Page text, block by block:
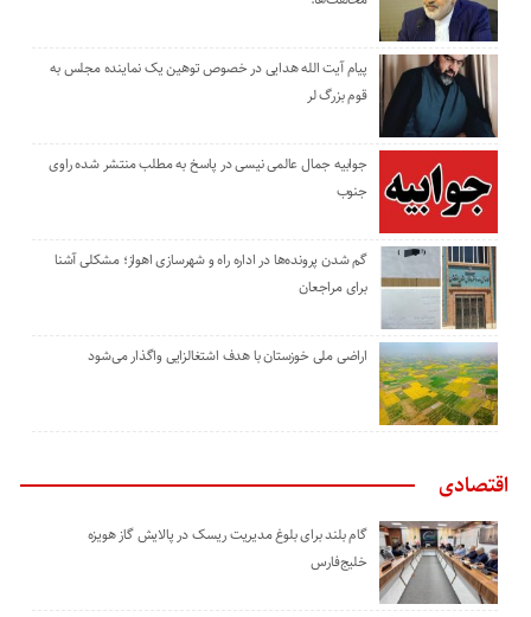
پیام آیت الله هدایی در خصوص توهین یک نماینده مجلس به
قوم بزرگ لر
جوابیه جمال عالمی نیسی در پاسخ به مطلب منتشر شده راوی
جنوب
گم شدن پرونده‌ها در اداره راه و شهرسازی اهواز؛ مشکلی آشنا
برای مراجعان
اراضی ملی خوزستان با هدف اشتغالزایی واگذار می‌شود
اقتصادی
گام بلند برای بلوغ مدیریت ریسک در پالایش گاز هویزه
خلیج‌فارس